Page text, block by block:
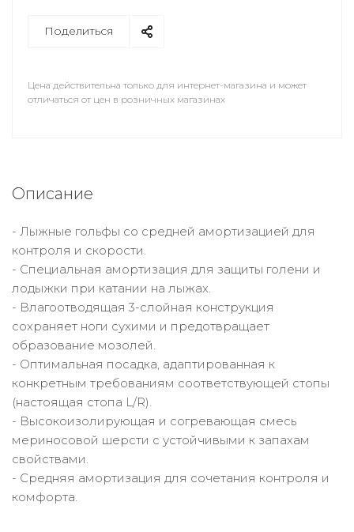
Поделиться
Цена действительна только для интернет-магазина и может
отличаться от цен в розничных магазинах
Описание
- Лыжные гольфы со средней амортизацией для
контроля и скорости.
- Специальная амортизация для защиты голени и
лодыжки при катании на лыжах.
- Влагоотводящая 3-слойная конструкция
сохраняет ноги сухими и предотвращает
образование мозолей.
- Оптимальная посадка, адаптированная к
конкретным требованиям соответствующей стопы
(настоящая стопа L/R).
- Высокоизолирующая и согревающая смесь
мериносовой шерсти с устойчивыми к запахам
свойствами.
- Средняя амортизация для сочетания контроля и
комфорта.